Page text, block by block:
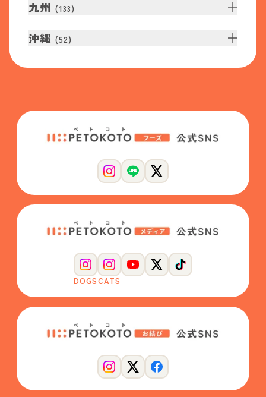
九州 (133)
沖縄 (52)
DOGSCATS